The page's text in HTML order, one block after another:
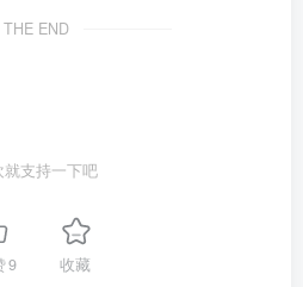
THE END
就支持一下吧
9 收藏